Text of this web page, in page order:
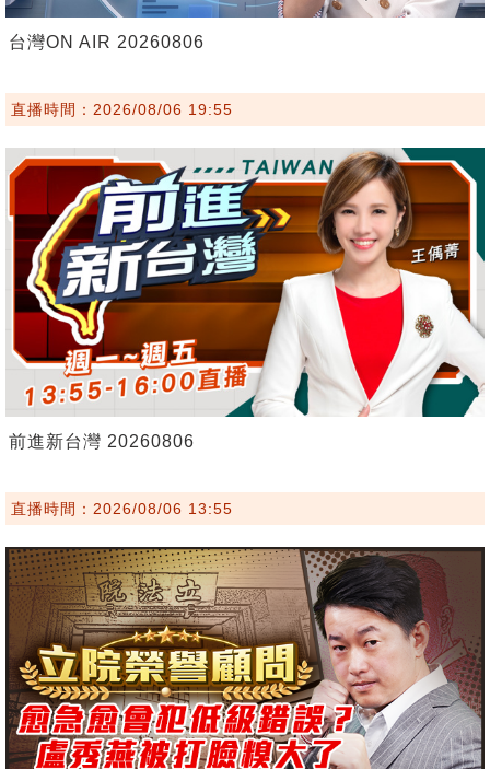
台灣ON AIR 20260806
直播時間：2026/08/06 19:55
前進新台灣 20260806
直播時間：2026/08/06 13:55